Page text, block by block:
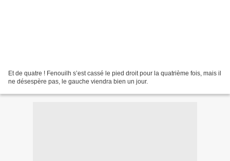
Et de quatre ! Fenouilh s’est cassé le pied droit pour la quatrième fois, mais il
ne désespère pas, le gauche viendra bien un jour.